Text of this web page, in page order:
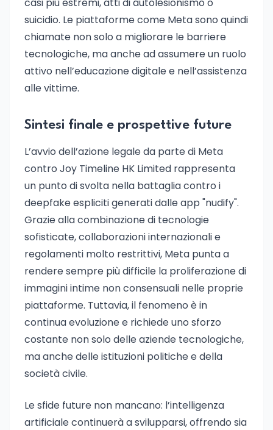
suicidio. Le piattaforme come Meta sono quindi
chiamate non solo a migliorare le barriere
tecnologiche, ma anche ad assumere un ruolo
attivo nell’educazione digitale e nell’assistenza
alle vittime.
Sintesi finale e prospettive future
L’avvio dell’azione legale da parte di Meta
contro Joy Timeline HK Limited rappresenta
un punto di svolta nella battaglia contro i
deepfake espliciti generati dalle app "nudify".
Grazie alla combinazione di tecnologie
sofisticate, collaborazioni internazionali e
regolamenti molto restrittivi, Meta punta a
rendere sempre più difficile la proliferazione di
immagini intime non consensuali nelle proprie
piattaforme. Tuttavia, il fenomeno è in
continua evoluzione e richiede uno sforzo
costante non solo delle aziende tecnologiche,
ma anche delle istituzioni politiche e della
società civile.
Le sfide future non mancano: l’intelligenza
artificiale continuerà a svilupparsi, offrendo sia